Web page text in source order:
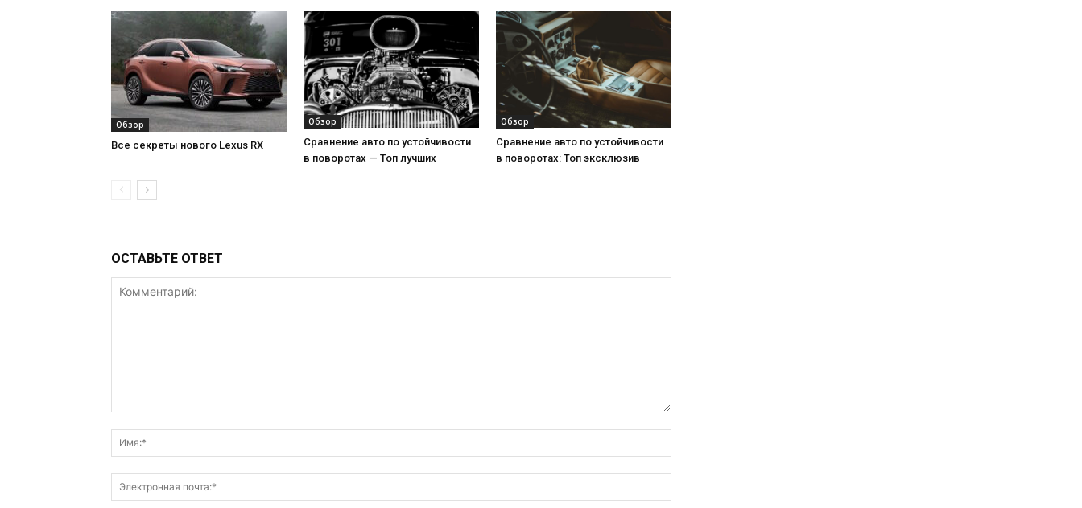
Обзор
Все секреты нового Lexus RX
Обзор
Сравнение авто по устойчивости
в поворотах — Топ лучших
Обзор
Сравнение авто по устойчивости
в поворотах: Топ эксклюзив
ОСТАВЬТЕ ОТВЕТ